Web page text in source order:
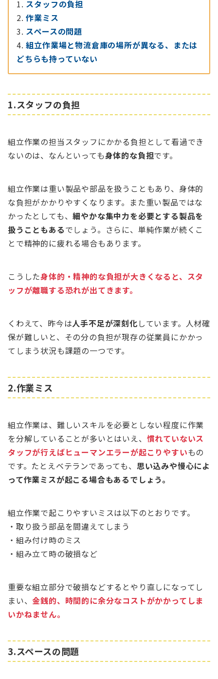
スタッフの負担
作業ミス
スペースの問題
組立作業場と物流倉庫の場所が異なる、または
どちらも持っていない
1.スタッフの負担
組立作業の担当スタッフにかかる負担として看過でき
ないのは、なんといっても身体的な負担です。
組立作業は重い製品や部品を扱うこともあり、身体的
な負担がかかりやすくなります。また重い製品ではな
かったとしても、細やかな集中力を必要とする製品を
扱うこともあるでしょう。さらに、単純作業が続くこ
とで精神的に疲れる場合もあります。
こうした身体的・精神的な負担が大きくなると、スタ
ッフが離職する恐れが出てきます。
くわえて、昨今は人手不足が深刻化しています。人材確
保が難しいと、その分の負担が現存の従業員にかかっ
てしまう状況も課題の一つです。
2.作業ミス
組立作業は、難しいスキルを必要としない程度に作業
を分解していることが多いとはいえ、 慣れていないス
タッフが行えばヒューマンエラーが起こりやすいもの
です。たとえベテランであっても、 思い込みや慢心によ
って作業ミスが起こる場合もあるでしょう。
組立作業で起こりやすいミスは以下のとおりです。
・取り扱う部品を間違えてしまう
・組み付け時のミス
・組み立て時の破損など
重要な組立部分で破損などするとやり直しになってし
まい、金銭的、時間的に余分なコストがかかってしま
いかねません。
3.スペースの問題